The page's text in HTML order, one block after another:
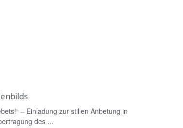
– Einladung zur stillen Anbetung in
des ...